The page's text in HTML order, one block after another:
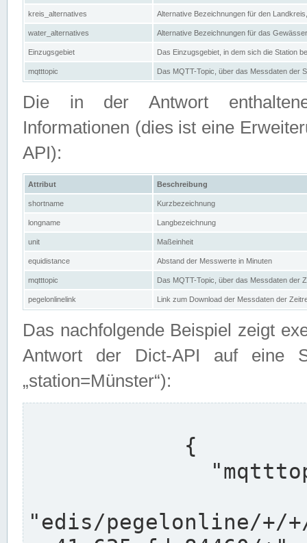
kreis_alternatives Alternative Bezeichnungen für den
water_alternatives Alternative Bezeichnungen für das
Einzugsgebiet Das Einzugsgebiet, in dem sich die Station
mqtttopic Das MQTT-Topic, über das Messdaten der
Die in der Antwort
Informationen (dies ist eine
API):
Attribut Beschreibung
shortname Kurzbezeichnung
longname Langbezeichnung
unit Maßeinheit
equidistance Abstand der Messwerte in Minuten
mqtttopic Das MQTT-Topic, über das Messdaten der
pegelonlinelink Link zum Download der Messdaten der
Das nachfolgende Beispiel zeigt
Antwort der Dict-API auf eine
„station=Münster“):
"edis/pegelonline/+/